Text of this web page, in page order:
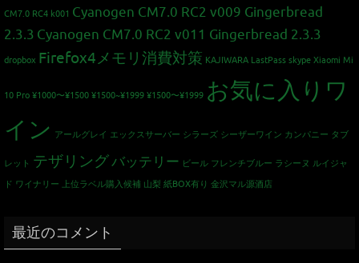
CM7.0 RC4 k001 Cyanogen CM7.0 RC2 v009 Gingerbread
2.3.3 Cyanogen CM7.0 RC2 v011 Gingerbread 2.3.3
dropbox Firefox4メモリ消費対策 KAJIWARA LastPass skype Xiaomi Mi
10 Pro ¥1000〜¥1500 ¥1500~¥1999 ¥1500〜¥1999 お気に入りワ
イン アールグレイ エックスサーバー シラーズ シーザーワイン カンパニー タブ
レット テザリングバッテリー ビール フレンチブルー ラシーヌ ルイジャ
ド ワイナリー 上位ラベル購入候補 山梨 紙BOX有り 金沢マル源酒店
最近のコメント